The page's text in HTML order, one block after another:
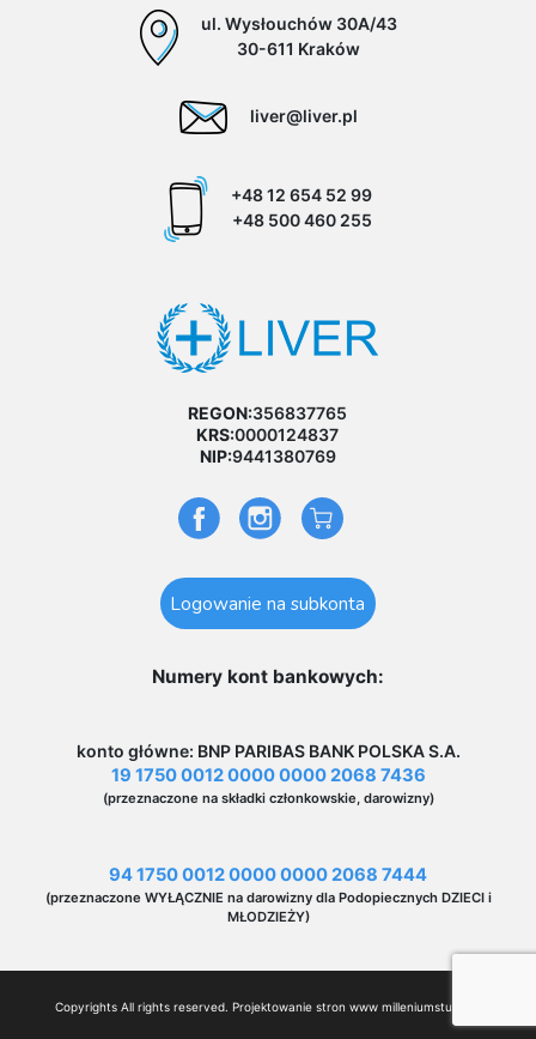
ul. Wysłouchów 30A/43
30-611 Kraków
liver@liver.pl
+48 12 654 52 99
+48 500 460 255
REGON:356837765
KRS:0000124837
NIP:9441380769
Logowanie na subkonta
Numery kont bankowych:
konto główne: BNP PARIBAS BANK POLSKA S.A.
19 1750 0012 0000 0000 2068 7436
(przeznaczone na składki członkowskie, darowizny)
94 1750 0012 0000 0000 2068 7444
(przeznaczone WYŁĄCZNIE na darowizny dla Podopiecznych DZIECI i
MŁODZIEŻY)
Copyrights All rights reserved. Projektowanie stron www milleniumstudio.pl